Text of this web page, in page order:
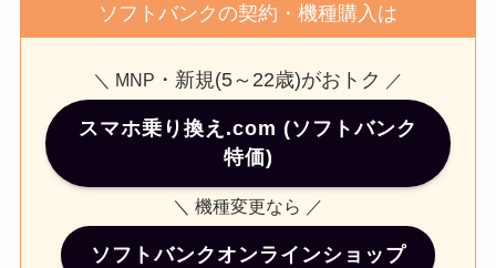
ソフトバンクの契約・機種購入は
＼ MNP ・新規(5～22歳)がおトク ／
スマホ乗り換え.com (ソフトバンク
特価)
＼ 機種変更なら ／
ソフトバンクオンラインショップ